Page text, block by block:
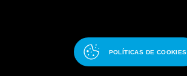
POLÍTICAS DE COOKIES